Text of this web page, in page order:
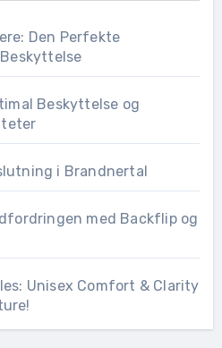
Den Perfekte
Beskyttelse og
i Brandnertal
med Backflip og
Unisex Comfort & Clarity